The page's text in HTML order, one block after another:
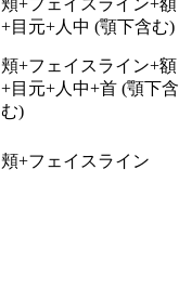
頬+フェイスライン+額
+目元+人中 (顎下含む)
頬+フェイスライン+額
+目元+人中+首 (顎下含
む)
頬+フェイスライン